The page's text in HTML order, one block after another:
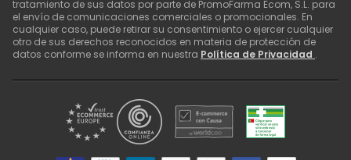
tratamiento de sus datos por parte de PromoFarma Ecom, S.L. para
el envío de comunicaciones comerciales o promocionales. En
cualquier caso, puede retirar su consentimiento o ejercer cualquier
otro de sus derechos reconocidos en materia de protección de
datos conforme se informa en nuestra Política de Privacidad .